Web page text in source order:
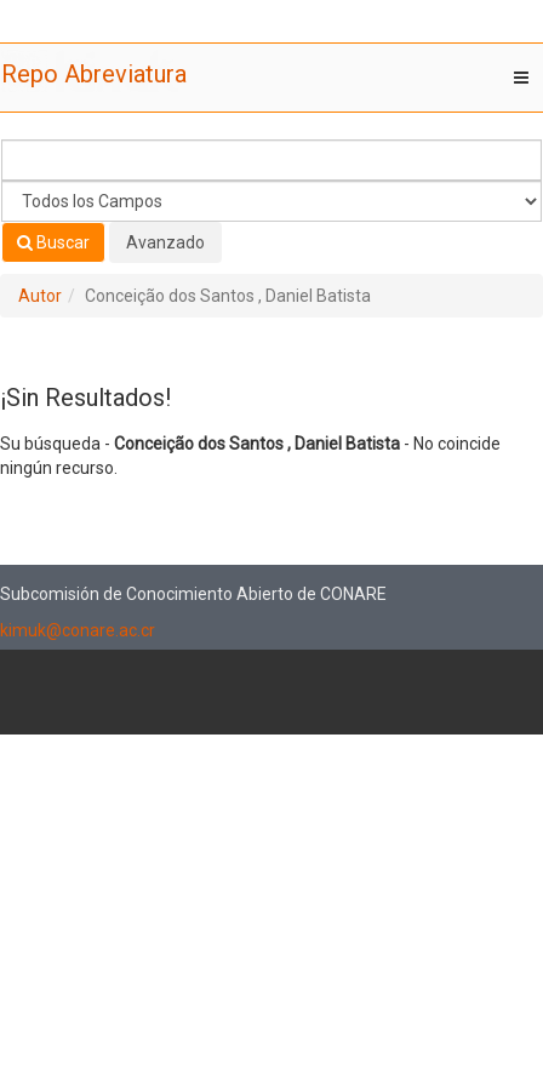
ningún recurso.
Repo Abreviatura
Buscar Avanzado
Autor Conceição dos Santos , Daniel Batista
¡Sin Resultados!
Su búsqueda - Conceição dos Santos , Daniel Batista - No coincide
ningún recurso.
Subcomisión de Conocimiento Abierto de CONARE
kimuk@conare.ac.cr